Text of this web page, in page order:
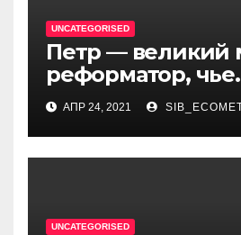
UNCATEGORISED
Петр — великий
реформатор, чье
правление стало
истории России
международное
признание
АПР 24, 2021
UNCATEGORISED